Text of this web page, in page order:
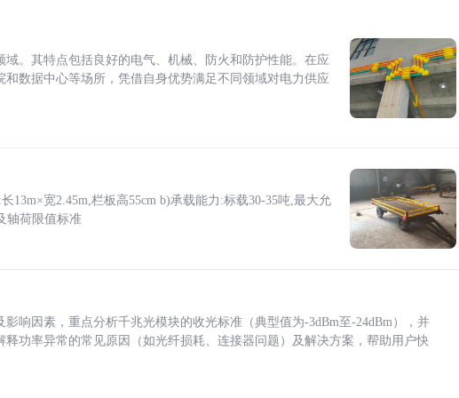
。其特点包括良好的电气、机械、防火和防护性能。在应
数据中心等场所，凭借自身优势满足不同领域对电力供应
13m×宽2.45m,栏板高55cm b)承载能力:标载30-35吨,最大允
轴荷限值标准
响因素，重点分析千兆光模块的收光标准（典型值为-3dBm至-24dBm），并
功率异常的常见原因（如光纤损耗、连接器问题）及解决方案，帮助用户快